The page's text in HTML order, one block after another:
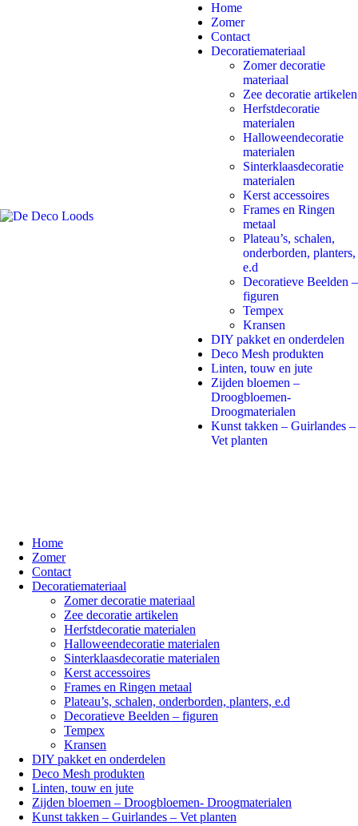
Home
Zomer
Contact
Decoratiemateriaal
Zomer decoratie
materiaal
Zee decoratie artikelen
Herfstdecoratie
materialen
Halloweendecoratie
materialen
Sinterklaasdecoratie
materialen
Kerst accessoires
Frames en Ringen
metaal
Plateau’s, schalen,
onderborden, planters,
e.d
Decoratieve Beelden –
figuren
Tempex
Kransen
DIY pakket en onderdelen
Deco Mesh produkten
Linten, touw en jute
Zijden bloemen –
Droogbloemen-
Droogmaterialen
Kunst takken – Guirlandes –
Vet planten
Home
Zomer
Contact
Decoratiemateriaal
Zomer decoratie materiaal
Zee decoratie artikelen
Herfstdecoratie materialen
Halloweendecoratie materialen
Sinterklaasdecoratie materialen
Kerst accessoires
Frames en Ringen metaal
Plateau’s, schalen, onderborden, planters, e.d
Decoratieve Beelden – figuren
Tempex
Kransen
DIY pakket en onderdelen
Deco Mesh produkten
Linten, touw en jute
Zijden bloemen – Droogbloemen- Droogmaterialen
Kunst takken – Guirlandes – Vet planten